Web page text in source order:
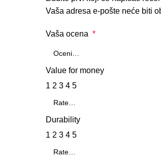
Vaša adresa e-pošte neće biti
Vaša ocena *
Value for money
1 2 3 4 5
Durability
1 2 3 4 5